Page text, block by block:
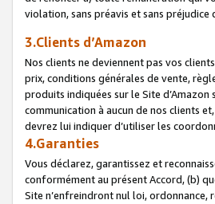
violation, sans préavis et sans
3.Clients d’Amazon
Nos clients ne deviennent pas vos
prix, conditions générales de vente,
produits indiquées sur le Site
communication à aucun de nos clients
devrez lui indiquer d’utiliser les
4.Garanties
Vous déclarez, garantissez et
conformément au présent Accord, (b)
Site n’enfreindront nul loi,